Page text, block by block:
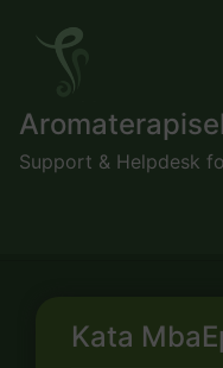
content
Support & Helpdesk
Kata